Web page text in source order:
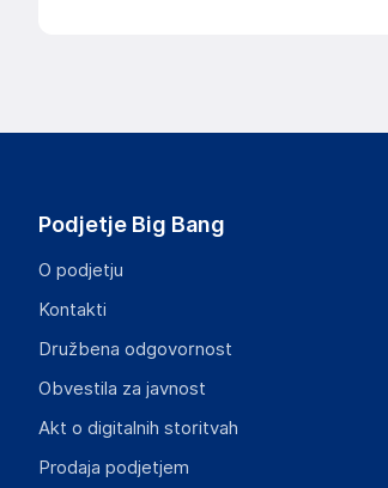
Podjetje Big Bang
O podjetju
Kontakti
Družbena odgovornost
Obvestila za javnost
Akt o digitalnih storitvah
Prodaja podjetjem